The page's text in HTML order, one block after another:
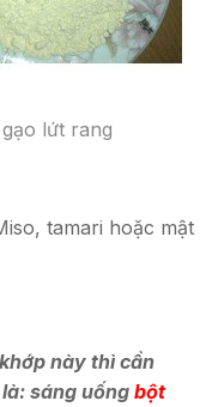
lứt rang
tamari hoặc mật
này thì cần
sáng uống bột